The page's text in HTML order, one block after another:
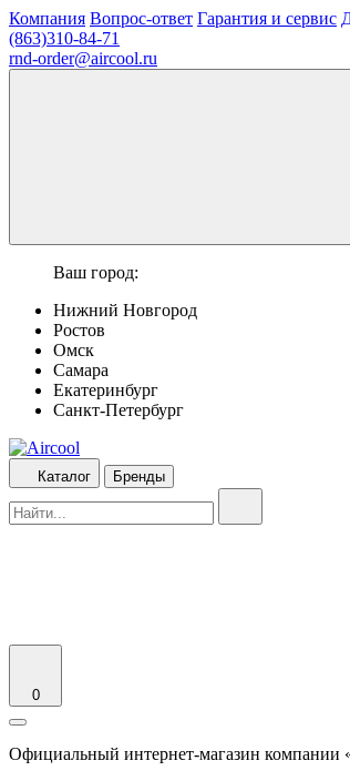
Компания Вопрос-ответ Гарантия и сервис
(863)310-84-71
rnd-order@aircool.ru
Ваш город:
Нижний Новгород
Ростов
Омск
Самара
Екатеринбург
Санкт-Петербург
Каталог Бренды
0
Официальный интернет-магазин